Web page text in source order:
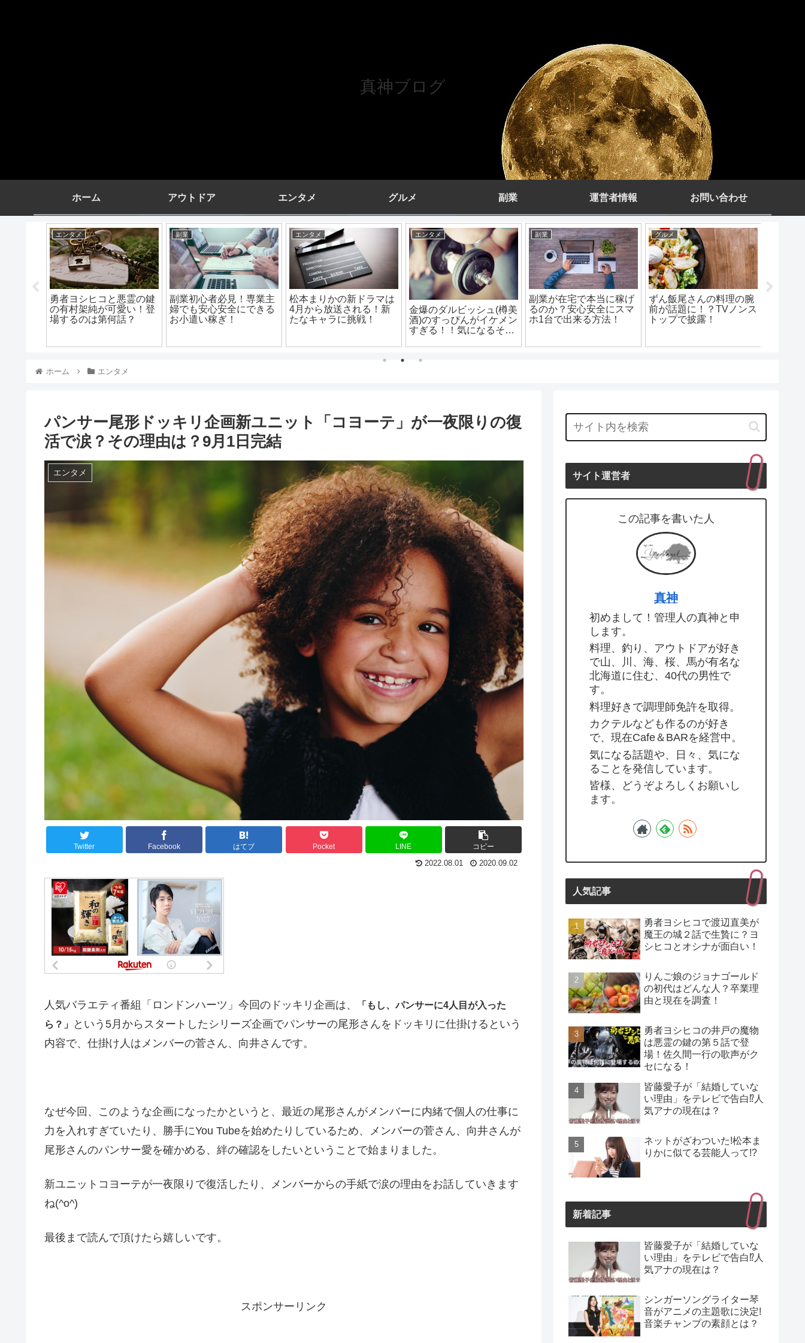
真神ブログ
ホーム アウトドア エンタメ グルメ 副業 運営者情報 お問い合わせ
エンタメ
勇者ヨシヒコと悪霊の鍵
の有村架純が可愛い！登
場するのは第何話？
副業
副業初心者必見！専業主
婦でも安心安全にできる
お小遣い稼ぎ！
エンタメ
松本まりかの新ドラマは
4月から放送される！新
たなキャラに挑戦！
エンタメ
金爆のダルビッシュ(樽美
酒)のすっぴんがイケメン
すぎる！！気になるその
副業
副業が在宅で本当に稼げ
るのか？安心安全にスマ
ホ1台で出来る方法！
グルメ
ずん飯尾さんの料理の腕
前が話題に！？TVノンス
トップで披露！
ホーム エンタメ
パンサー尾形ドッキリ企画新ユニット「コヨーテ」が一夜限りの復
活で涙？その理由は？9月1日完結
エンタメ
Twitter Facebook はてブ Pocket LINE コピー
2022.08.01 2020.09.02
人気バラエティ番組「ロンドンハーツ」今回のドッキリ企画は、
「もし、パンサーに4人目が入った
ら？」
という5月からスタートしたシリーズ企画でパンサーの尾形さんをドッキリに仕掛けるという
内容で、仕掛け人はメンバーの菅さん、向井さんです。
なぜ今回、このような企画になったかというと、最近の尾形さんがメンバーに内緒で個人の仕事に
力を入れすぎていたり、勝手にYou Tubeを始めたりしているため、メンバーの菅さん、向井さんが
尾形さんのパンサー愛を確かめる、絆の確認をしたいということで始まりました。
新ユニットコヨーテが一夜限りで復活したり、メンバーからの手紙で涙の理由をお話していきます
ね(^o^)
最後まで読んで頂けたら嬉しいです。
スポンサーリンク
サイト運営者
この記事を書いた人
真神
初めまして！管理人の真神と申
します。
料理、釣り、アウトドアが好き
で山、川、海、桜、馬が有名な
北海道に住む、40代の男性で
す。
料理好きで調理師免許を取得。
カクテルなども作るのが好き
で、現在Cafe＆BARを経営中。
気になる話題や、日々、気にな
ることを発信しています。
皆様、どうぞよろしくお願いし
ます。
人気記事
勇者ヨシヒコで渡辺直美が
魔王の城２話で生贄に？ヨ
シヒコとオシナが面白い！
りんご娘のジョナゴールド
の初代はどんな人？卒業理
由と現在を調査！
勇者ヨシヒコの井戸の魔物
は悪霊の鍵の第５話で登
場！佐久間一行の歌声がク
セになる！
皆藤愛子が「結婚していな
い理由」をテレビで告白⁉人
気アナの現在は？
ネットがざわついた!松本ま
りかに似てる芸能人って!?
新着記事
皆藤愛子が「結婚していな
い理由」をテレビで告白⁉人
気アナの現在は？
シンガーソングライター琴
音がアニメの主題歌に決定!
音楽チャンプの素顔とは？